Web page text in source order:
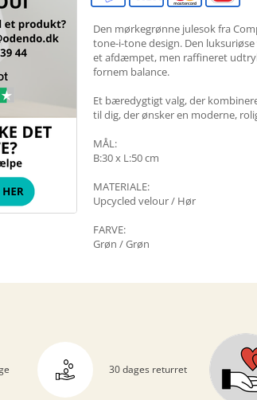
Den mørkegrønne julesok fra
tone-i-tone design. Den
et afdæmpet, men raffineret
fornem balance.
Et bæredygtigt valg, der
til dig, der ønsker en moderne,
MÅL:
B:30 x L:50 cm
MATERIALE:
Upcycled velour / Hør
FARVE:
Grøn / Grøn
30 dages returret